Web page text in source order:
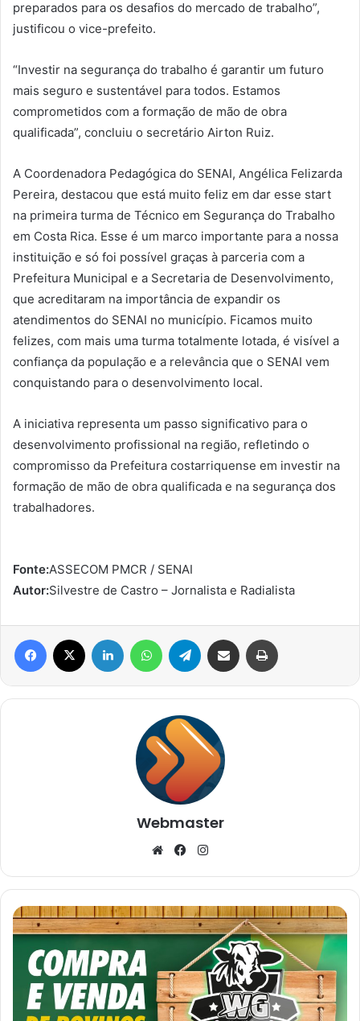
preparados para os desafios do mercado de trabalho”,
justificou o vice-prefeito.
“Investir na segurança do trabalho é garantir um futuro
mais seguro e sustentável para todos. Estamos
comprometidos com a formação de mão de obra
qualificada”, concluiu o secretário Airton Ruiz.
A Coordenadora Pedagógica do SENAI, Angélica Felizarda
Pereira, destacou que está muito feliz em dar esse start
na primeira turma de Técnico em Segurança do Trabalho
em Costa Rica. Esse é um marco importante para a nossa
instituição e só foi possível graças à parceria com a
Prefeitura Municipal e a Secretaria de Desenvolvimento,
que acreditaram na importância de expandir os
atendimentos do SENAI no município. Ficamos muito
felizes, com mais uma turma totalmente lotada, é visível a
confiança da população e a relevância que o SENAI vem
conquistando para o desenvolvimento local.
A iniciativa representa um passo significativo para o
desenvolvimento profissional na região, refletindo o
compromisso da Prefeitura costarriquense em investir na
formação de mão de obra qualificada e na segurança dos
trabalhadores.
Fonte:ASSECOM PMCR / SENAI
Autor:Silvestre de Castro – Jornalista e Radialista
Facebook Linkedin WhatsAppTelegram Compartilhar via e-mail
Webmaster
WebsiteFacebook